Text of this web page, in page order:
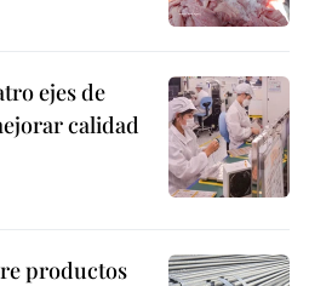
ejes de
calidad
productos